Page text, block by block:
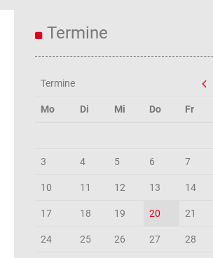
Termine
Termine
Mo Di Mi Do Fr
3 4 5 6 7
10 11 12 13 14
17 18 19 20 21
24 25 26 27 28